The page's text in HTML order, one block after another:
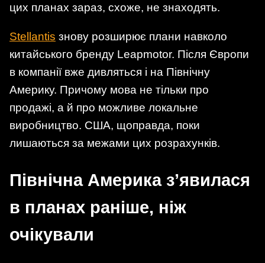
цих планах зараз, схоже, не знаходять.
Stellantis знову розширює плани навколо
китайського бренду Leapmotor. Після Європи
в компанії вже дивляться і на Північну
Америку. Причому мова не тільки про
продажі, а й про можливе локальне
виробництво. США, щоправда, поки
лишаються за межами цих розрахунків.
Північна Америка з’явилася
в планах раніше, ніж
очікували